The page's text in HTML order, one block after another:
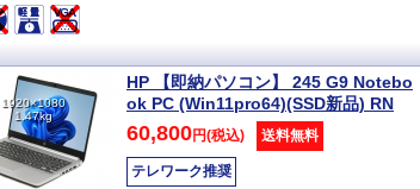
1920×1080
1.47kg
HP 【即納パソコン】 245 G9 Notebo
ok PC (Win11pro64)(SSD新品) RN
60,800円(税込) 送料無料
テレワーク推奨